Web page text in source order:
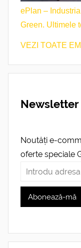
ePlan –
Green. Ultimele
VEZI TOATE
Noutăți e-
oferte speciale